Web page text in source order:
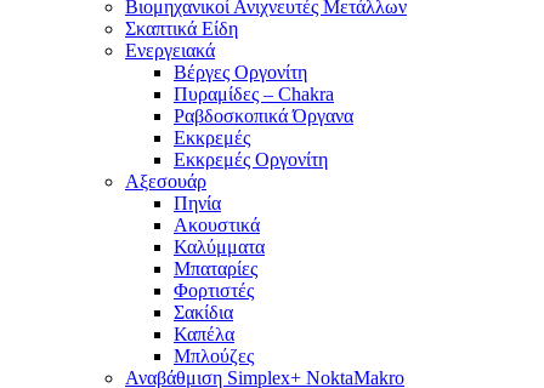
Βιομηχανικοί Ανιχνευτές Μετάλλων
Σκαπτικά Είδη
Ενεργειακά
Βέργες Οργονίτη
Πυραμίδες – Chakra
Ραβδοσκοπικά Όργανα
Εκκρεμές
Εκκρεμές Οργονίτη
Αξεσουάρ
Πηνία
Ακουστικά
Καλύμματα
Μπαταρίες
Φορτιστές
Σακίδια
Καπέλα
Μπλούζες
Αναβάθμιση Simplex+ NoktaMakro